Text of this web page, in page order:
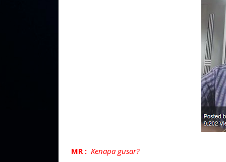
MR :Kenapa gusar?